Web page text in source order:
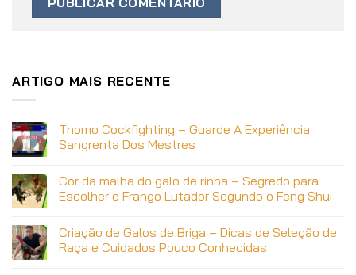
ARTIGO MAIS RECENTE
Thomo Cockfighting – Guarde A Experiência
Sangrenta Dos Mestres
Cor da malha do galo de rinha – Segredo para
Escolher o Frango Lutador Segundo o Feng Shui
Criação de Galos de Briga – Dicas de Seleção de
Raça e Cuidados Pouco Conhecidas